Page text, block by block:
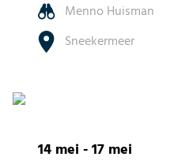
Menno Huisman
Sneekermeer
14 mei - 17 mei